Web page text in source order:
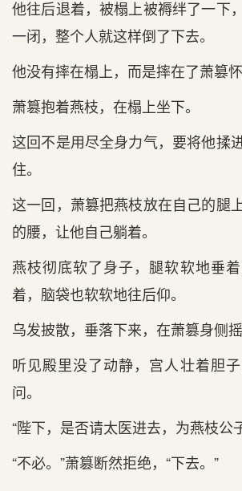
他往后退着，被榻上被褥绊了一下
一闭，整个人就这样倒了下去。
他没有摔在榻上，而是摔在了萧篡怀
萧篡抱着燕枝，在榻上坐下。
这回不是用尽全身力气，要将他揉
住。
这一回，萧篡把燕枝放在自己的腿
的腰，让他自己躺着。
燕枝彻底软了身子，腿软软地垂
着，脑袋也软软地往后仰。
乌发披散，垂落下来，在萧篡身侧摇
听见殿里没了动静，宫人壮着胆
问。
“陛下，是否请太医进去，为燕枝
“不必。”萧篡断然拒绝，“下去。”